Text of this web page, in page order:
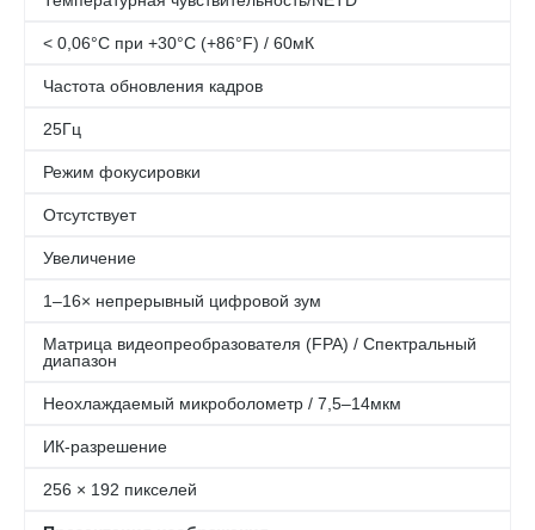
< 0,06°C при +30°C (+86°F) / 60мК
Частота обновления кадров
25Гц
Режим фокусировки
Отсутствует
Увеличение
1–16× непрерывный цифровой зум
Матрица видеопреобразователя (FPA) / Спектральный
диапазон
Неохлаждаемый микроболометр / 7,5–14мкм
ИК-разрешение
256 × 192 пикселей